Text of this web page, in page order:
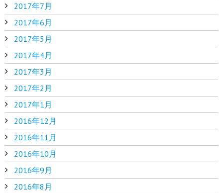
2017年7月
2017年6月
2017年5月
2017年4月
2017年3月
2017年2月
2017年1月
2016年12月
2016年11月
2016年10月
2016年9月
2016年8月